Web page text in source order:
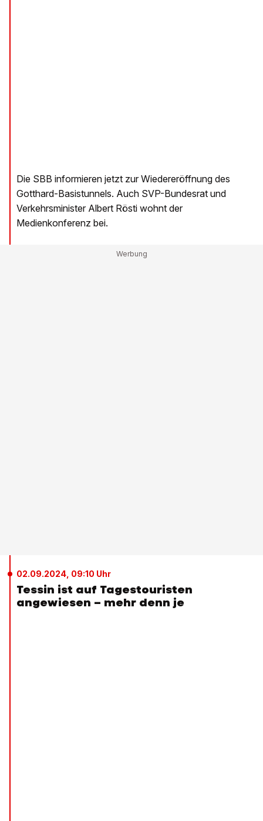
Die SBB informieren jetzt zur Wiedereröffnung des
Gotthard-Basistunnels. Auch SVP-Bundesrat und
Verkehrsminister Albert Rösti wohnt der
Medienkonferenz bei.
02.09.2024, 09:10 Uhr
Tessin ist auf Tagestouristen
angewiesen – mehr denn je